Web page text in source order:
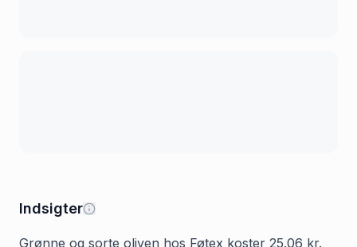
Indsigter
Grønne og sorte oliven hos Føtex koster 25.06 kr.